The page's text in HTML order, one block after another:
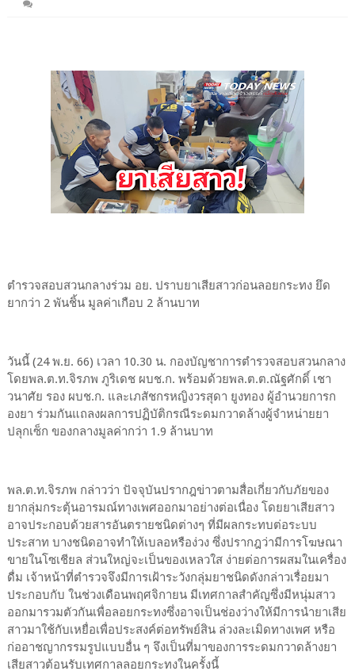
ตำรวจสอบสวนกลางร่วม อย. ปราบยาเสียสาวก่อนลอยกระทง ยึด
ยากว่า 2 พันชิ้น มูลค่าเกือบ 2 ล้านบาท
วันนี้ (24 พ.ย. 66) เวลา 10.30 น. กองบัญชาการตำรวจสอบสวนกลาง
โดยพล.ต.ท.จิรภพ ภูริเดช ผบช.ก. พร้อมด้วยพล.ต.ต.ณัฐศักดิ์ เชา
วนาศัย รอง ผบช.ก. และเภสัชกรหญิงวรสุดา ยูงทอง ผู้อำนวยการก
องยา ร่วมกันแถลงผลการปฏิบัติกรณีระดมกวาดล้างผู้จำหน่ายยา
ปลุกเซ็ก ของกลางมูลค่ากว่า 1.9 ล้านบาท
พล.ต.ท.จิรภพ กล่าวว่า ปัจจุบันปรากฎข่าวตามสื่อเกี่ยวกับภัยของ
ยากลุ่มกระตุ้นอารมณ์ทางเพศออกมาอย่างต่อเนื่อง โดยยาเสียสาว
อาจประกอบด้วยสารอันตรายชนิดต่างๆ ที่มีผลกระทบต่อระบบ
ประสาท บางชนิดอาจทำให้เบลอหรือง่วง ซึ่งปรากฎว่ามีการโฆษณา
ขายในโซเชียล ส่วนใหญ่จะเป็นของเหลวใส ง่ายต่อการผสมในเครื่อง
ดื่ม เจ้าหน้าที่ตำรวจจึงมีการเฝ้าระวังกลุ่มยาชนิดดังกล่าวเรื่อยมา
ประกอบกับ ในช่วงเดือนพฤศจิกายน มีเทศกาลสำคัญซึ่งมีหนุ่มสาว
ออกมารวมตัวกันเพื่อลอยกระทงซึ่งอาจเป็นช่องว่างให้มีการนำยาเสีย
สาวมาใช้กับเหยื่อเพื่อประสงค์ต่อทรัพย์สิน ล่วงละเมิดทางเพศ หรือ
ก่ออาชญากรรมรูปแบบอื่น ๆ จึงเป็นที่มาของการระดมกวาดล้างยา
เสียสาวต้อนรับเทศกาลลอยกระทงในครั้งนี้